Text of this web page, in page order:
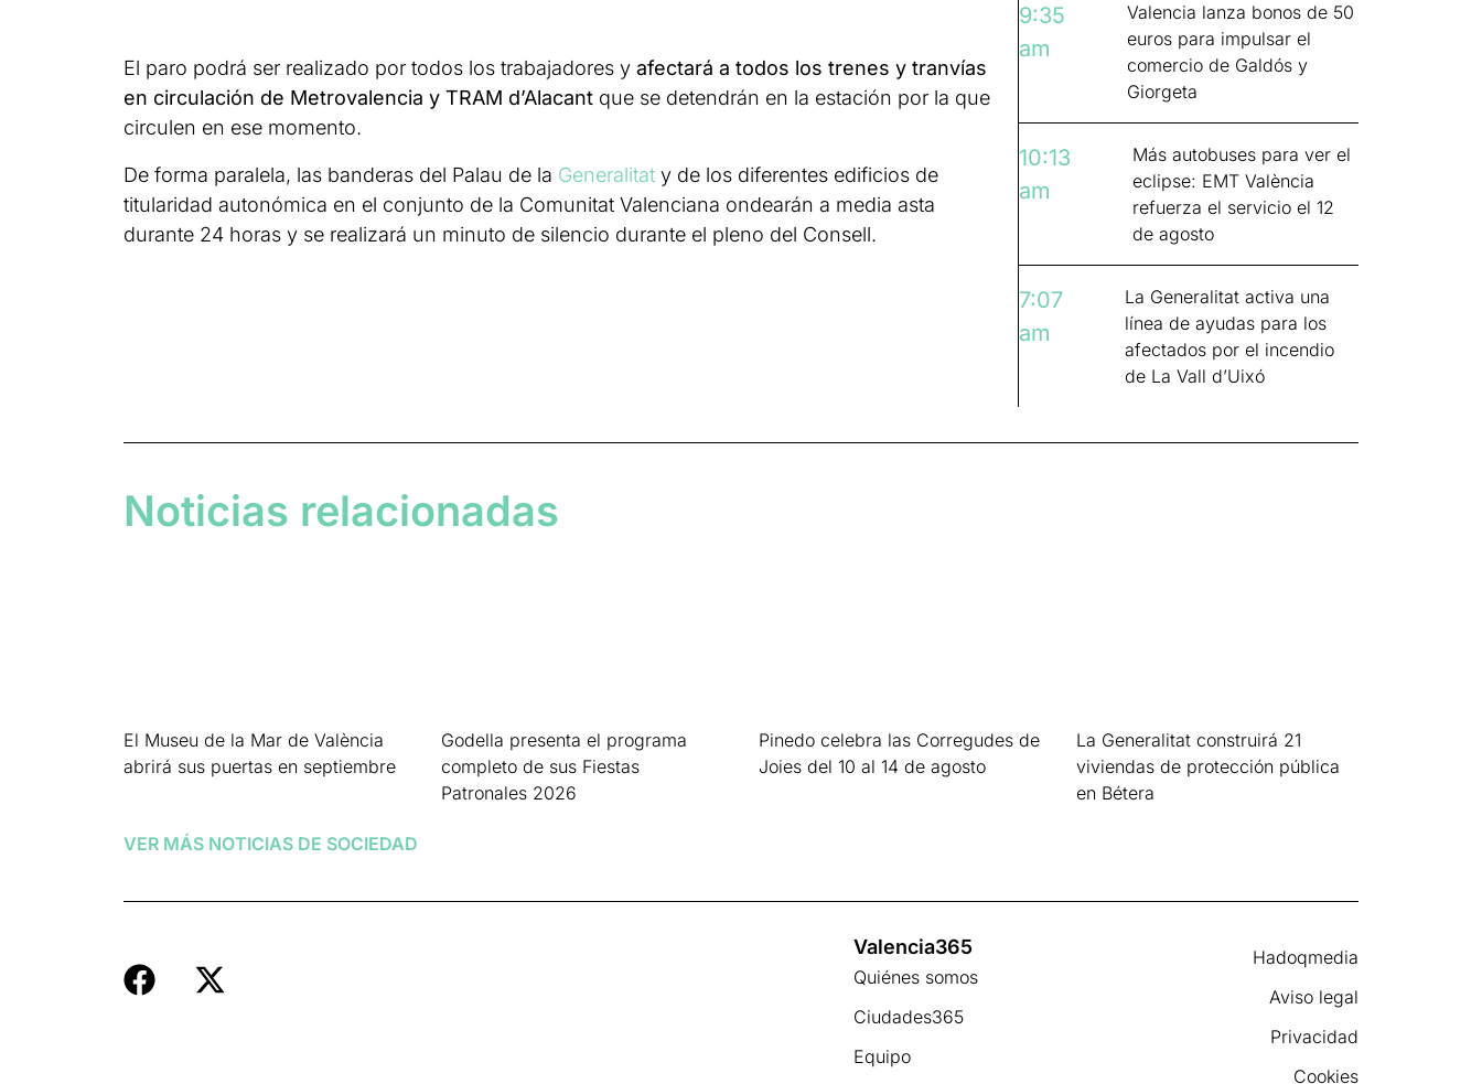
El paro podrá ser realizado por todos los trabajadores y afectará a todos los trenes y tranvías
en circulación de Metrovalencia y TRAM d’Alacant que se detendrán en la estación por la que
circulen en ese momento.
De forma paralela, las banderas del Palau de la Generalitat y de los diferentes edificios de
titularidad autonómica en el conjunto de la Comunitat Valenciana ondearán a media asta
durante 24 horas y se realizará un minuto de silencio durante el pleno del Consell.
9:35
am
Valencia lanza bonos de 50
euros para impulsar el
comercio de Galdós y
Giorgeta
10:13
am
Más autobuses para ver el
eclipse: EMT València
refuerza el servicio el 12
de agosto
7:07
am
La Generalitat activa una
línea de ayudas para los
afectados por el incendio
de La Vall d’Uixó
Noticias relacionadas
El Museu de la Mar de València
abrirá sus puertas en septiembre
Godella presenta el programa
completo de sus Fiestas
Patronales 2026
Pinedo celebra las Corregudes de
Joies del 10 al 14 de agosto
La Generalitat construirá 21
viviendas de protección pública
en Bétera
VER MÁS NOTICIAS DE SOCIEDAD
Hadoqmedia
Aviso legal
Privacidad
Cookies
Valencia365
Quiénes somos
Ciudades365
Equipo